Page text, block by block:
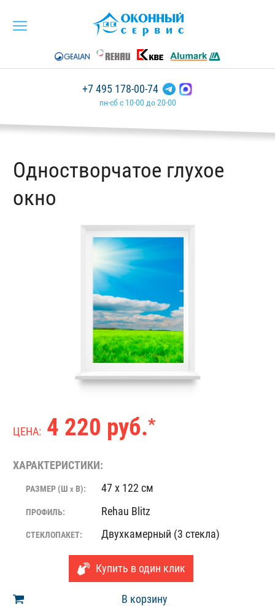
+7 495 178-00-74
пн-сб с 10-00 до 20-00
Одностворчатое глухое
окно
ЦЕНА: 4 220 руб.*
ХАРАКТЕРИСТИКИ:
РАЗМЕР (Ш X В): 47 x 122 см
ПРОФИЛЬ: Rehau Blitz
СТЕКЛОПАКЕТ: Двухкамерный (3 стекла)
Купить в один клик
В корзину